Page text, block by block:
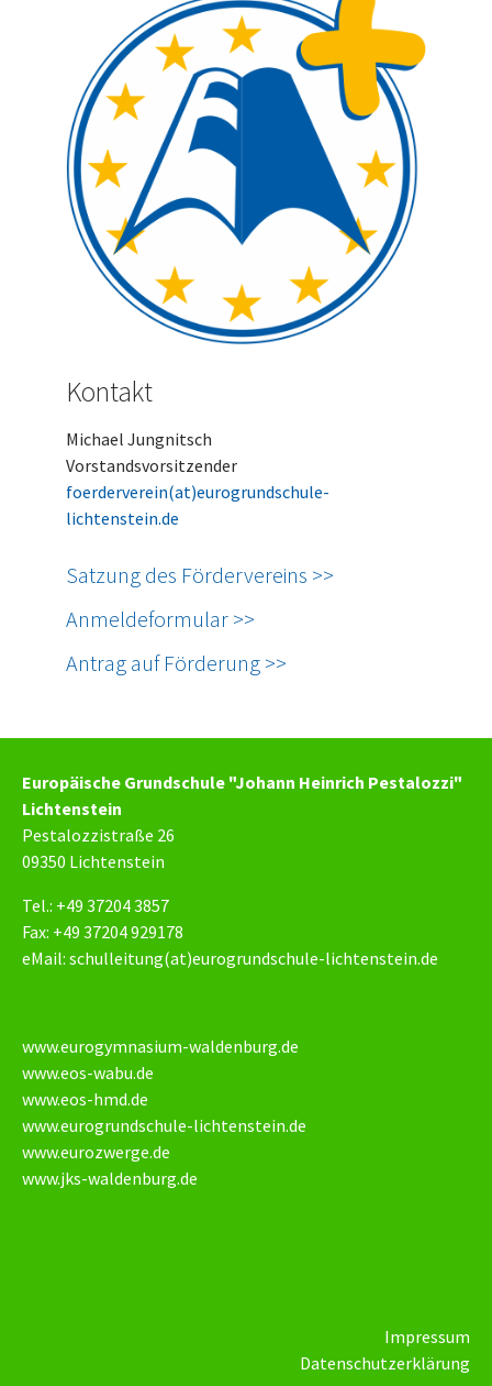
Kontakt
Michael Jungnitsch
Vorstandsvorsitzender
foerderverein(at)eurogrundschule-
lichtenstein.de
Satzung des Fördervereins >>
Anmeldeformular >>
Antrag auf Förderung >>
Europäische Grundschule "Johann Heinrich Pestalozzi"
Lichtenstein
Pestalozzistraße 26
09350 Lichtenstein
Tel.: +49 37204 3857
Fax: +49 37204 929178
eMail: schulleitung(at)eurogrundschule-lichtenstein.de
www.eurogymnasium-waldenburg.de
www.eos-wabu.de
www.eos-hmd.de
www.eurogrundschule-lichtenstein.de
www.eurozwerge.de
www.jks-waldenburg.de
Impressum
Datenschutzerklärung